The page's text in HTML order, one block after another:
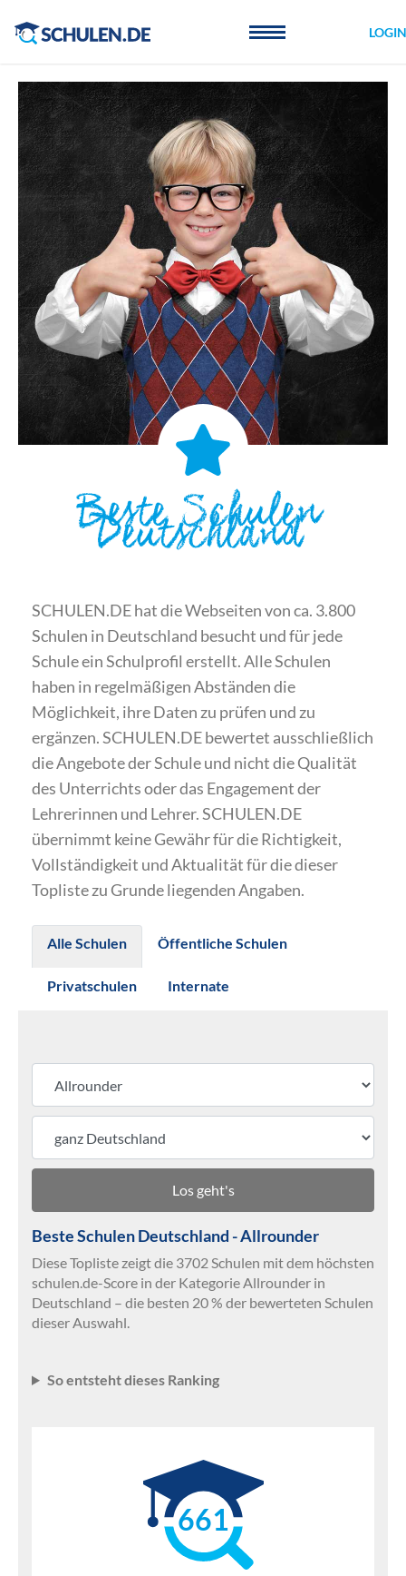
LOGIN
Beste Schulen
Deutschland
SCHULEN.DE hat die Webseiten von ca. 3.800
Schulen in Deutschland besucht und für jede
Schule ein Schulprofil erstellt. Alle Schulen
haben in regelmäßigen Abständen die
Möglichkeit, ihre Daten zu prüfen und zu
ergänzen. SCHULEN.DE bewertet ausschließlich
die Angebote der Schule und nicht die Qualität
des Unterrichts oder das Engagement der
Lehrerinnen und Lehrer. SCHULEN.DE
übernimmt keine Gewähr für die Richtigkeit,
Vollständigkeit und Aktualität für die dieser
Topliste zu Grunde liegenden Angaben.
Alle Schulen Öffentliche Schulen
Privatschulen Internate
Los geht's
Beste Schulen Deutschland - Allrounder
Diese Topliste zeigt die 3702 Schulen mit dem höchsten
schulen.de-Score in der Kategorie Allrounder in
Deutschland – die besten 20 % der bewerteten Schulen
dieser Auswahl.
So entsteht dieses Ranking
661